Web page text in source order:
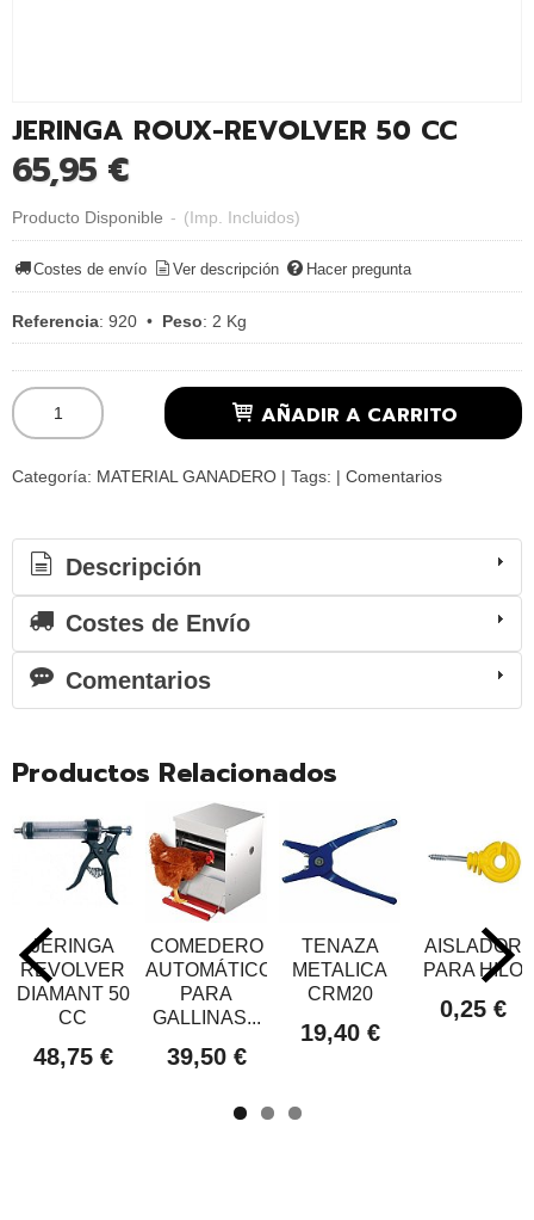
JERINGA ROUX-REVOLVER 50 CC
65,95 €
Producto Disponible - (Imp. Incluidos)
Costes de envío Ver descripción Hacer pregunta
Referencia: 920 • Peso: 2 Kg
AÑADIR A CARRITO
Categoría: MATERIAL GANADERO | Tags: | Comentarios
Descripción
Costes de Envío
Comentarios
Productos Relacionados
JERINGA
REVOLVER
DIAMANT 50
CC
48,75 €
COMEDERO
AUTOMÁTICO
PARA
GALLINAS...
39,50 €
TENAZA
METALICA
CRM20
19,40 €
AISLADOR
PARA HILO
0,25 €